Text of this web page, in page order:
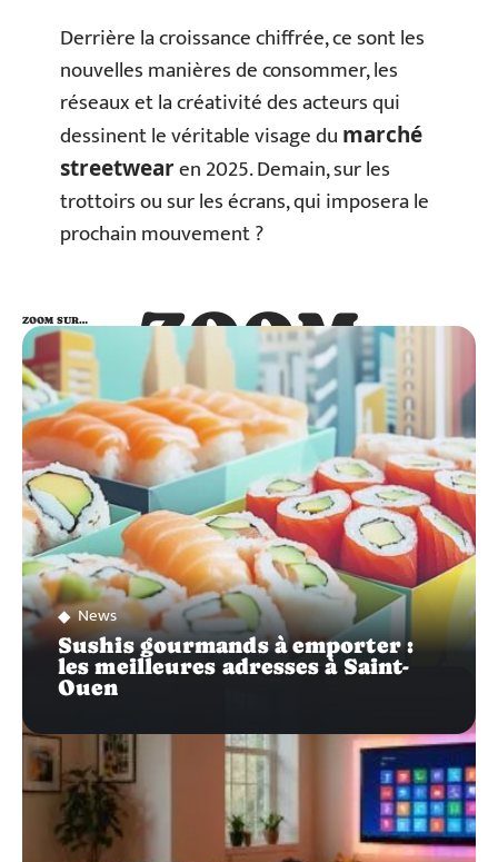
Derrière la croissance chiffrée, ce sont les
nouvelles manières de consommer, les
réseaux et la créativité des acteurs qui
dessinent le véritable visage du marché
streetwearen 2025. Demain, sur les
trottoirs ou sur les écrans, qui imposera le
prochain mouvement ?
ZOOM
SUR…
ZOOM SUR…
News
Sushis gourmands à emporter :
les meilleures adresses à Saint-
Ouen